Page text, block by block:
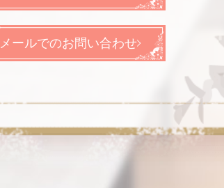
メールでのお問い合わせ